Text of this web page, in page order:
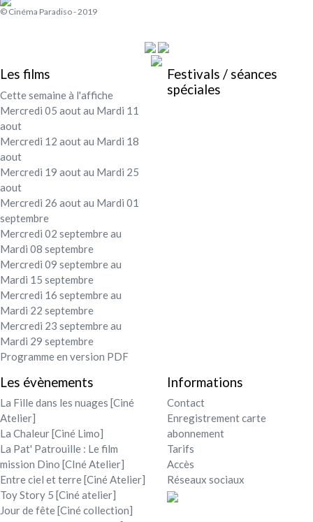
© Cinéma Paradiso - 2019
Les films
Cette semaine à l'affiche
Mercredi 05 aout au Mardi 11
aout
Mercredi 12 aout au Mardi 18
aout
Mercredi 19 aout au Mardi 25
aout
Mercredi 26 aout au Mardi 01
septembre
Mercredi 02 septembre au
Mardi 08 septembre
Mercredi 09 septembre au
Mardi 15 septembre
Mercredi 16 septembre au
Mardi 22 septembre
Mercredi 23 septembre au
Mardi 29 septembre
Programme en version PDF
Festivals / séances
spéciales
Les évènements
La Fille dans les nuages [Ciné
Atelier]
La Chaleur [Ciné Limo]
La Pat' Patrouille : Le film
mission Dino [CIné Atelier]
Entre ciel et terre [Ciné Atelier]
Toy Story 5 [Ciné atelier]
Jour de fête [Ciné collection]
Informations
Contact
Enregistrement carte
abonnement
Tarifs
Accès
Réseaux sociaux